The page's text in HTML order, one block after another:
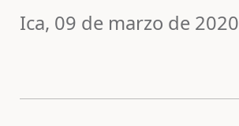
Ica, 09 de marzo de 2020